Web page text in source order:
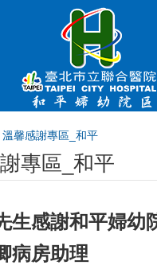
塊
溫馨感謝專區_和平
專區_和平
生感謝和平婦幼
病房助理